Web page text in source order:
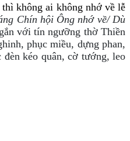
không ai không nhớ về lễ
Chín hội Ông nhớ về/ Dù
với tín ngưỡng thờ Thiền
phục miều, dựng phan,
kéo quân, cờ tướng, leo